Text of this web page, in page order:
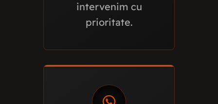
intervenim cu
prioritate.